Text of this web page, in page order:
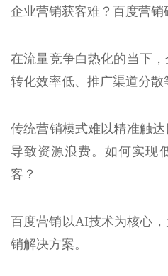
企业营销获客难？百度营销
在流量竞争白热化的当下，
转化效率低、推广渠道分散
传统营销模式难以精准触
导致资源浪费。如何实现
客？
百度营销以AI技术为核心
销解决方案。